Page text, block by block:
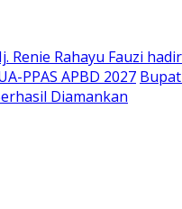
Rahayu Fauzi
PPAS APBD 2027
Diamankan